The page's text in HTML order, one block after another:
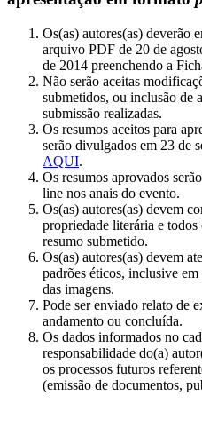
Os(as) autores(as) deverão
arquivo PDF de 20 de
de 2014 preenchendo a
Não serão aceitas
submetidos, ou inclusão de
submissão realizadas.
Os resumos aceitos para
serão divulgados em 23 de
AQUI.
Os resumos aprovados
line nos anais do evento.
Os(as) autores(as) devem
propriedade literária e
resumo submetido.
Os(as) autores(as) devem
padrões éticos, inclusive
das imagens.
Pode ser enviado relato de
andamento ou concluída.
Os dados informados no
responsabilidade do(a)
os processos futuros
(emissão de documentos,